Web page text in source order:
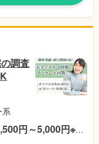
調査
報酬：お仕事1件あたり1,500円～5,000円※案件によって異なります！ ◎稼働者にはさらに祝い金最大11,500円♪※弊社規定による